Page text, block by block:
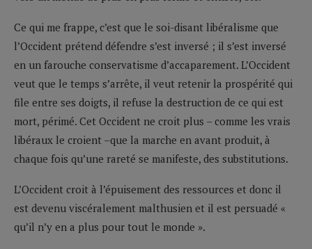
Ce qui me frappe, c’est que le soi-disant libéralisme que
l’Occident prétend défendre s’est inversé ; il s’est inversé
en un farouche conservatisme d’accaparement. L’Occident
veut que le temps s’arrête, il veut retenir la prospérité qui
file entre ses doigts, il refuse la destruction de ce qui est
mort, périmé. Cet Occident ne croit plus – comme les vrais
libéraux le croient –que la marche en avant produit, à
chaque fois qu’une rareté se manifeste, des substitutions.
L’Occident croit à l’épuisement des ressources et donc il
est devenu viscéralement malthusien et il est persuadé «
qu’il n’y en a plus pour tout le monde ».